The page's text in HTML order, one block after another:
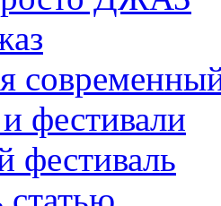
фестивали
фестиваль